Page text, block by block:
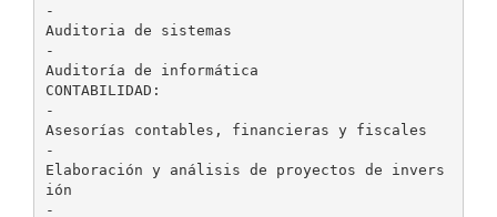
-
Auditoria de sistemas
-
Auditoría de informática
CONTABILIDAD:
-
Asesorías contables, financieras y fiscales
-
Elaboración y análisis de proyectos de invers
ión
-